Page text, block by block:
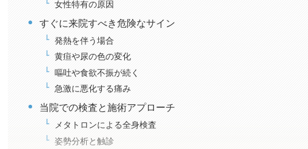
女性特有の原因
すぐに来院すべき危険なサイン
発熱を伴う場合
黄疸や尿の色の変化
嘔吐や食欲不振が続く
急激に悪化する痛み
当院での検査と施術アプローチ
メタトロンによる全身検査
姿勢分析と触診